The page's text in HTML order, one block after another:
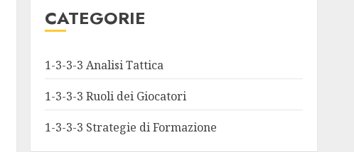
4
difensiva, tattiche di
pressing, contropiedi
5
1-3-3-3 Analisi Tattica
1-3-3-3 Formazione di Calcio:
Interazioni tra giocatori,
Chimica, Sinergia
CATEGORIE
1-3-3-3 Analisi Tattica
1-3-3-3 Ruoli dei Giocatori
1-3-3-3 Strategie di Formazione